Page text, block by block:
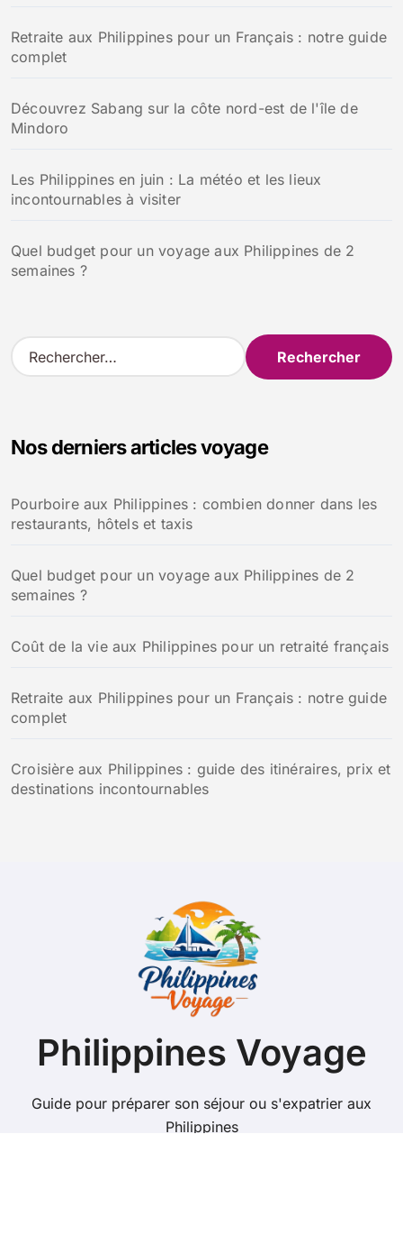
Retraite aux Philippines pour un Français : notre guide
complet
Découvrez Sabang sur la côte nord-est de l'île de
Mindoro
Les Philippines en juin : La météo et les lieux
incontournables à visiter
Quel budget pour un voyage aux Philippines de 2
semaines ?
R
e
r
e
r
Nos derniers articles voyage
Pourboire aux Philippines : combien donner dans les
restaurants, hôtels et taxis
Quel budget pour un voyage aux Philippines de 2
semaines ?
Coût de la vie aux Philippines pour un retraité français
Retraite aux Philippines pour un Français : notre guide
complet
Croisière aux Philippines : guide des itinéraires, prix et
destinations incontournables
Philippines Voyage
Guide pour préparer son séjour ou s'expatrier aux
Philippines